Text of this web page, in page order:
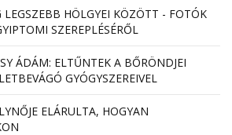
LEGSZEBB HÖLGYEI KÖZÖTT - FOTÓK
SZEREPLÉSÉRŐL
ÁDÁM: ELTŰNTEK A BŐRÖNDJEI
GYÓGYSZEREIVEL
ELÁRULTA, HOGYAN